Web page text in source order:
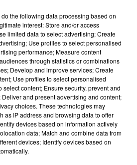
42 sec)
do the following data processing based on
interest: Store and/or access
limited data to select advertising; Create
Use profiles to select personalised
performance; Measure content
through statistics or combinations
Develop and improve services; Create
Use profiles to select personalised
select content; Ensure security, prevent and
and present advertising and content;
choices. These technologies may
as IP address and browsing data to offer
devices based on information actively
data; Match and combine data from
devices; Identify devices based on